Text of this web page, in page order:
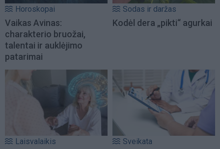
Horoskopai
Vaikas Avinas:
charakterio bruožai,
talentai ir auklėjimo
patarimai
Sodas ir daržas
Kodėl dera „pikti“ agurkai
Laisvalaikis Sveikata